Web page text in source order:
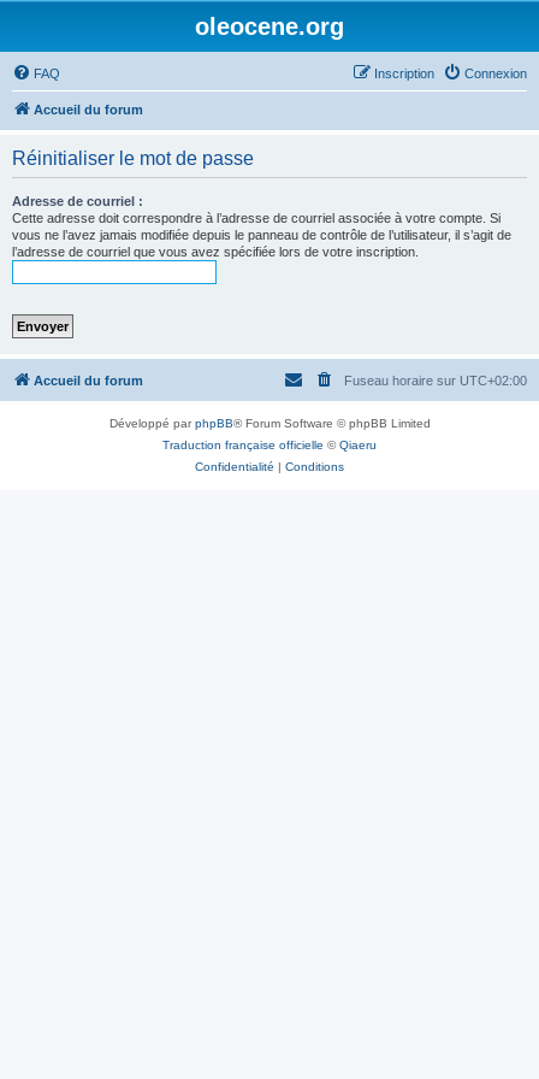
oleocene.org
FAQ Connexion
Inscription
Accueil du forum
Réinitialiser le mot de passe
Adresse de courriel :
Cette adresse doit correspondre à l’adresse de courriel associée à votre compte. Si
vous ne l’avez jamais modifiée depuis le panneau de contrôle de l’utilisateur, il s’agit de
l’adresse de courriel que vous avez spécifiée lors de votre inscription.
Accueil du forum Fuseau horaire sur UTC+02:00
Développé parphpBB® Forum Software © phpBB Limited
Traduction française officielle ©Qiaeru
Confidentialité | Conditions